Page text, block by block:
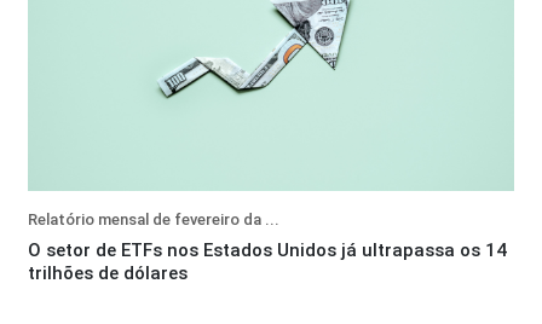
Relatório mensal de fevereiro da ...
O setor de ETFs nos Estados Unidos já ultrapassa os 14
trilhões de dólares